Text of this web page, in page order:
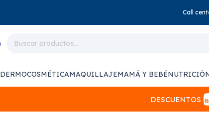
Call
DERMOCOSMÉTICAMAQUILLAJEMAMÁ Y BEBÉ
DESCUENTOS